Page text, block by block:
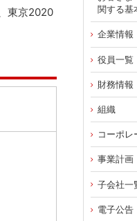
東京2020
関する基
企業情報
役員一覧
財務情報
組織
コーポレ
事業計画
子会社一
電子公告